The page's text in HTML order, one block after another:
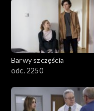
Barwy szczęścia
odc. 2250